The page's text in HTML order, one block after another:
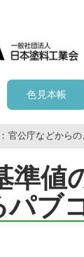
色見本帳
官公庁などから
準値
パブ